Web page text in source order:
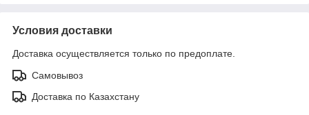
Условия доставки
Доставка осуществляется только по предоплате.
Самовывоз
Доставка по Казахстану